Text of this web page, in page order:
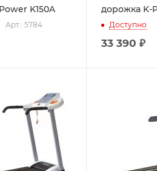
K150A
Арт.: 5784
дорожка K-
Доступно
33 390 ₽